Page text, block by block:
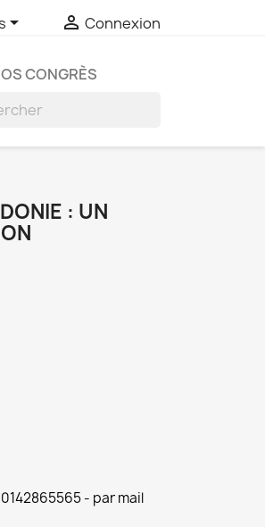
  Connexion
CONGRÈS
: UN
- par mail